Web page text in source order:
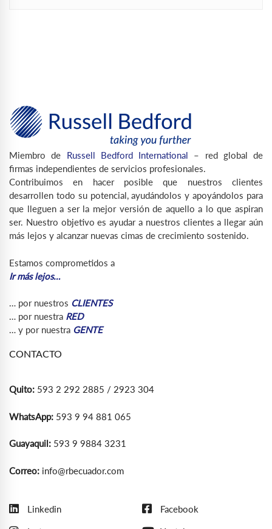
Miembro de Russell Bedford International – red global de
firmas independientes de servicios profesionales.
Contribuimos en hacer posible que nuestros clientes
desarrollen todo su potencial, ayudándolos y apoyándolos para
que lleguen a ser la mejor versión de aquello a lo que aspiran
ser. Nuestro objetivo es ayudar a nuestros clientes a llegar aún
más lejos y alcanzar nuevas cimas de crecimiento sostenido.
Estamos comprometidos a
Ir más lejos…
… por nuestros CLIENTES
… por nuestra RED
… y por nuestra GENTE
CONTACTO
Quito: 593 2 292 2885 / 2923 304
WhatsApp: 593 9 94 881 065
Guayaquil: 593 9 9884 3231
Correo: info@rbecuador.com
Linkedin Facebook